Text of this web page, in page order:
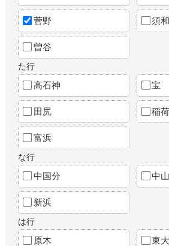
菅野 須
曽谷
た行
高石神 宝
田尻 稲
富浜
な行
中国分 中山
新浜
は行
原木 東